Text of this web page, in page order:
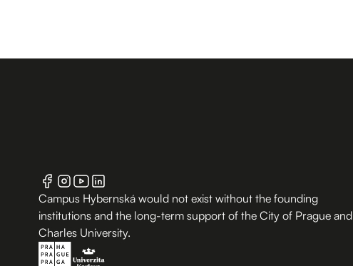
Campus Hybernská would not exist without the founding
institutions and the long-term support of the City of Prague and
Charles University.